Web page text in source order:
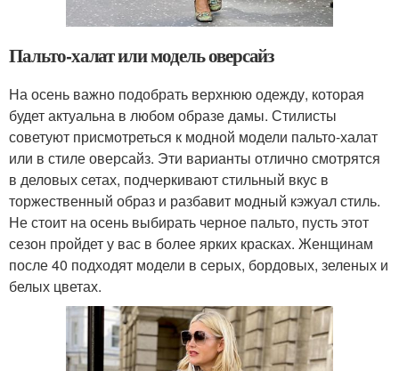
Пальто-халат или модель оверсайз
На осень важно подобрать верхнюю одежду, которая
будет актуальна в любом образе дамы. Стилисты
советуют присмотреться к модной модели пальто-халат
или в стиле оверсайз. Эти варианты отлично смотрятся
в деловых сетах, подчеркивают стильный вкус в
торжественный образ и разбавит модный кэжуал стиль.
Не стоит на осень выбирать черное пальто, пусть этот
сезон пройдет у вас в более ярких красках. Женщинам
после 40 подходят модели в серых, бордовых, зеленых и
белых цветах.